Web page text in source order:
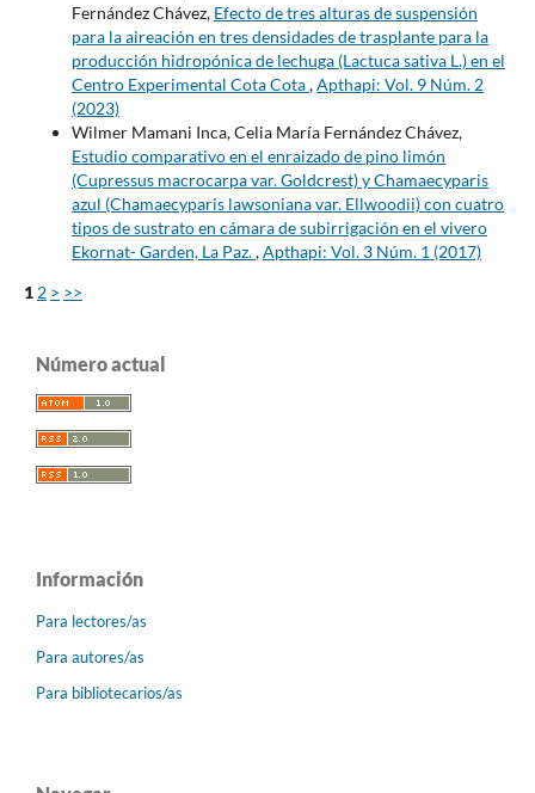
Fernández Chávez, Efecto de tres alturas de suspensión
para la aireación en tres densidades de trasplante para la
producción hidropónica de lechuga (Lactuca sativa L.) en el
Centro Experimental Cota Cota,Apthapi: Vol. 9 Núm. 2
(2023)
Wilmer Mamani Inca, Celia María Fernández Chávez,
Estudio comparativo en el enraizado de pino limón
(Cupressus macrocarpa var. Goldcrest) y Chamaecyparis
azul (Chamaecyparis lawsoniana var. Ellwoodii) con cuatro
tipos de sustrato en cámara de subirrigación en el vivero
Ekornat- Garden, La Paz.,Apthapi: Vol. 3 Núm. 1 (2017)
1 2 > >>
Número actual
Información
Para lectores/as
Para autores/as
Para bibliotecarios/as